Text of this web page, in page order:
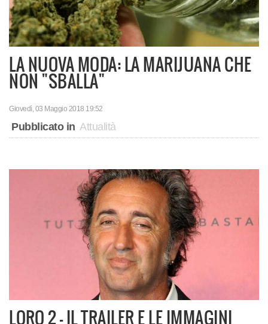
LA NUOVA MODA: LA MARIJUANA CHE
NON "SBALLA"
Giovedì, 03 Maggio 2018 19:52
Pubblicato in Attualità
LORO 2 - IL TRAILER E LE IMMAGINI